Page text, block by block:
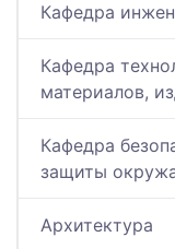
Кафедра
Кафедра
материалов,
Кафедра
защиты
Архитектура